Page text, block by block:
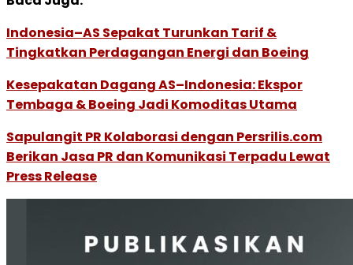
Indonesia–AS Sepakat Turunkan Tarif &
Tingkatkan Perdagangan Energi dan Boeing
Kesepakatan Dagang AS–Indonesia: Ekspor
Tembaga & Boeing Jadi Komoditas Utama
Sapulangit PR Kolaborasi dengan Persrilis.com
Berikan Jasa PR dan Komunikasi Terpadu Lewat
Press Release